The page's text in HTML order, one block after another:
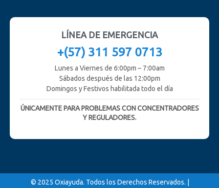
LÍNEA DE EMERGENCIA
+(57) 311 597 0713
Lunes a Viernes de 6:00pm – 7:00am
Sábados después de las 12:00pm
Domingos y Festivos habilitada todo el día
ÚNICAMENTE PARA PROBLEMAS CON CONCENTRADORES
Y REGULADORES.
© 2025 Oxiayuda. Todos los Derechos Reservados. |